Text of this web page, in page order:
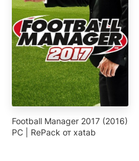
Football Manager 2017 (2016)
PC | RePack от xatab